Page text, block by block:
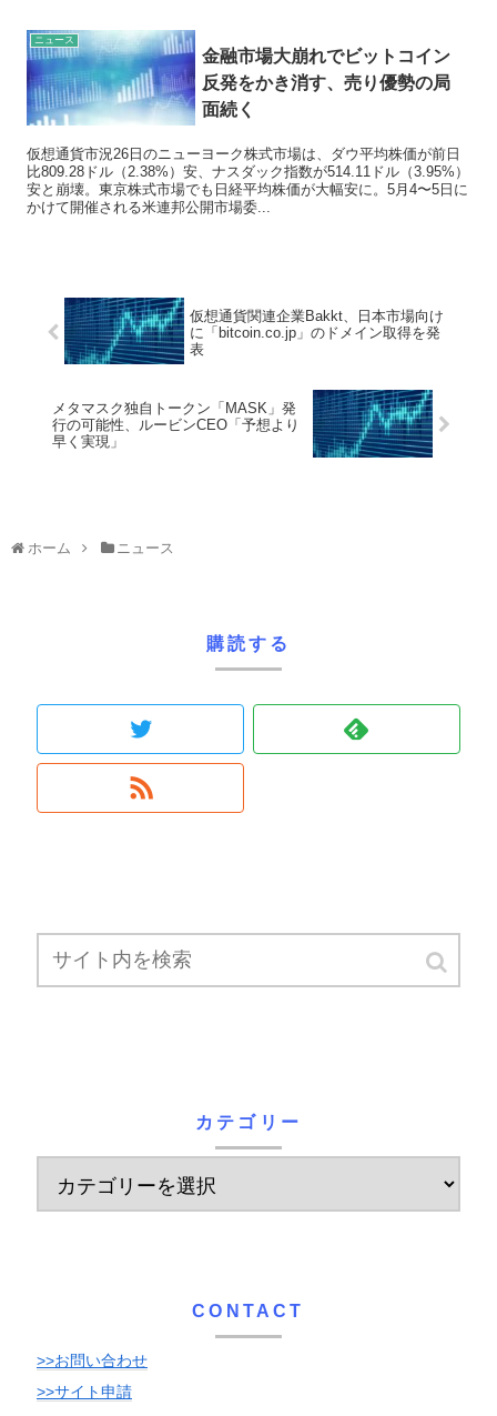
ニュース
金融市場大崩れでビットコイン
反発をかき消す、売り優勢の局
面続く
仮想通貨市況26日のニューヨーク株式市場は、ダウ平均株価が前日
比809.28ドル（2.38%）安、ナスダック指数が514.11ドル（3.95%）
安と崩壊。東京株式市場でも日経平均株価が大幅安に。5月4〜5日に
かけて開催される米連邦公開市場委...
仮想通貨関連企業Bakkt、日本市場向け
に「bitcoin.co.jp」のドメイン取得を発
表
メタマスク独自トークン「MASK」発
行の可能性、ルービンCEO「予想より
早く実現」
ホーム ニュース
購読する
カテゴリー
CONTACT
>>お問い合わせ
>>サイト申請